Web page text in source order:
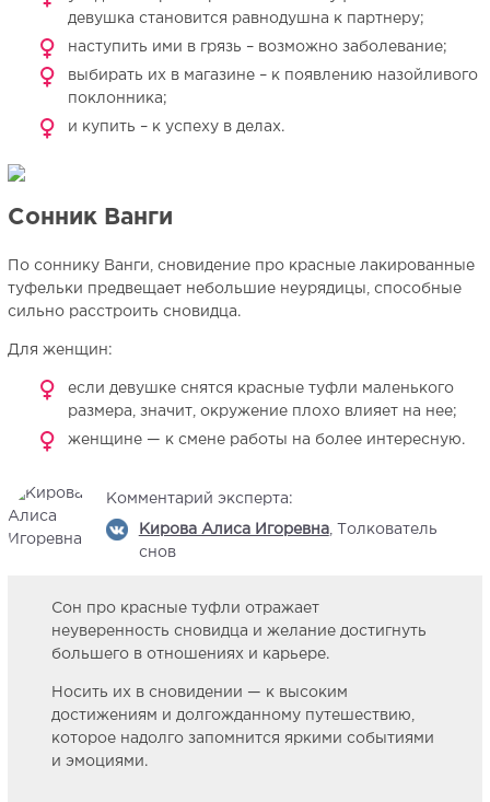
девушка становится равнодушна к партнеру;
наступить ими в грязь – возможно заболевание;
выбирать их в магазине – к появлению назойливого
поклонника;
и купить – к успеху в делах.
Сонник Ванги
По соннику Ванги, сновидение про красные лакированные
туфельки предвещает небольшие неурядицы, способные
сильно расстроить сновидца.
Для женщин:
если девушке снятся красные туфли маленького
размера, значит, окружение плохо влияет на нее;
женщине — к смене работы на более интересную.
Комментарий эксперта:
Кирова Алиса Игоревна, Толкователь
снов
Сон про красные туфли отражает
неуверенность сновидца и желание достигнуть
большего в отношениях и карьере.
Носить их в сновидении — к высоким
достижениям и долгожданному путешествию,
которое надолго запомнится яркими событиями
и эмоциями.